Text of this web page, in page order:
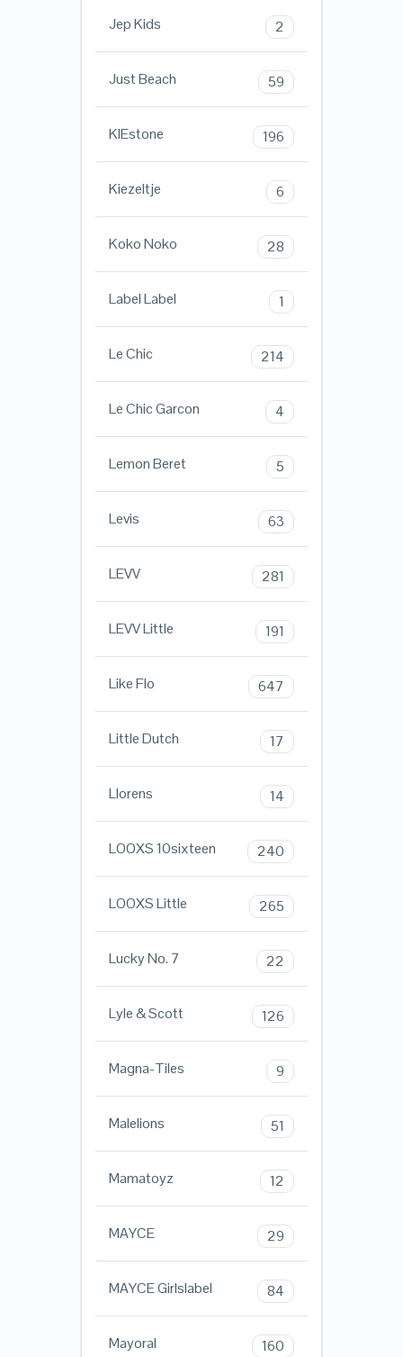
Jep Kids 2
Just Beach 59
KIEstone 196
Kiezeltje 6
Koko Noko 28
Label Label 1
Le Chic 214
Le Chic Garcon 4
Lemon Beret 5
Levis 63
LEVV 281
LEVV Little 191
Like Flo 647
Little Dutch 17
Llorens 14
LOOXS 10sixteen 240
LOOXS Little 265
Lucky No. 7 22
Lyle & Scott 126
Magna-Tiles 9
Malelions 51
Mamatoyz 12
MAYCE 29
MAYCE Girlslabel 84
Mayoral 160